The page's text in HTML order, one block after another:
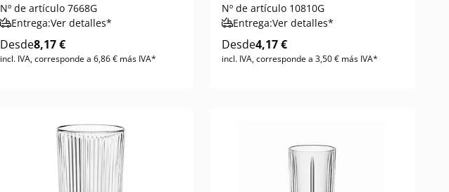
Nº de artículo7668G
Entrega:Ver detalles*
Desde8,17 €
incl. IVA, corresponde a 6,86 € más IVA*
Nº de artículo10810G
Entrega:Ver detalles*
Desde4,17 €
incl. IVA, corresponde a 3,50 € más IVA*